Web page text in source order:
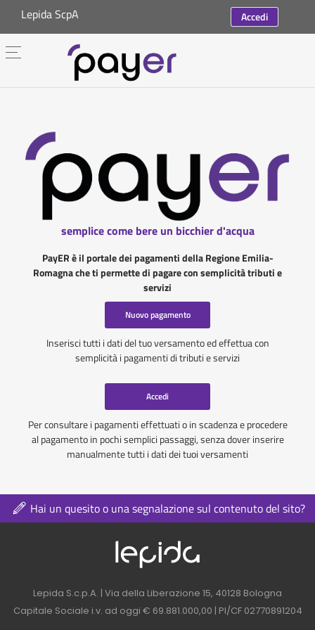
Lepida ScpA Accedi
semplice come bere un bicchier d'acqua
PayER è il portale dei pagamenti della Regione Emilia-
Romagna che ti permette di pagare con semplicità tributi e
servizi
Nuovo pagamento
Inserisci tutti i dati del tuo versamento ed effettua con
semplicità i pagamenti di tributi e servizi
Accedi
Per consultare i pagamenti effettuati o in scadenza e procedere
al pagamento in pochi semplici passaggi, senza dover inserire
manualmente tutti i dati dei tuoi versamenti
Hai un quesito o una segnalazione sul contenuto del sito?
Logo azienda nel
Contatti azienda nel footer
Lepida S.c.p.A. | Via della Liberazione 15, 40128 Bologna
Capitale Sociale i.v. ad oggi € 69.881.000,00 | PI/CF 02770891204